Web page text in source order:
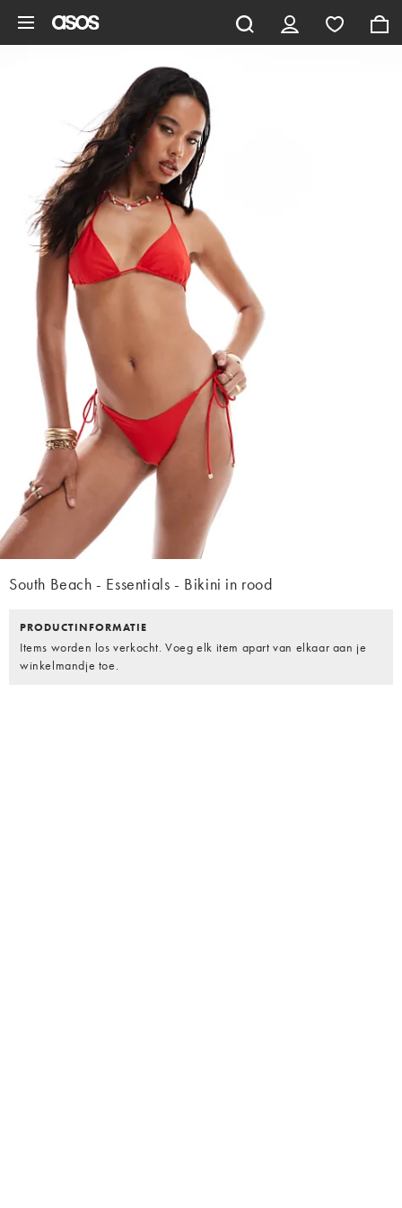
South Beach - Essentials - Bikini in rood
PRODUCTINFORMATIE
Items worden los verkocht. Voeg elk item apart van elkaar aan je
winkelmandje toe.